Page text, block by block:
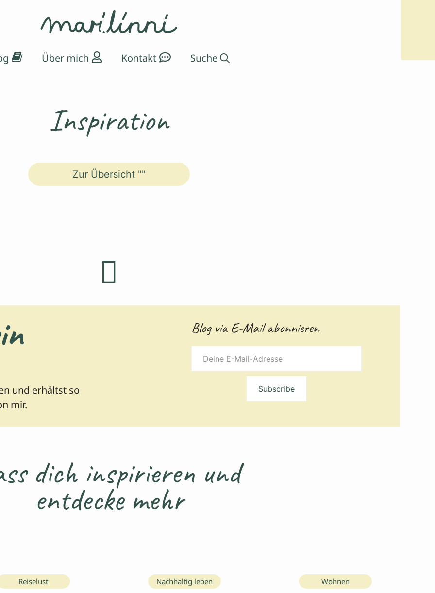
Über mich Kontakt
Inspiration
Zur Übersicht ""
und erhältst so
mir.
Blog via E-Mail abonnieren
Deine
Subscribe
dich inspirieren und
entdecke mehr
Reiselust Nachhaltig leben Wohnen